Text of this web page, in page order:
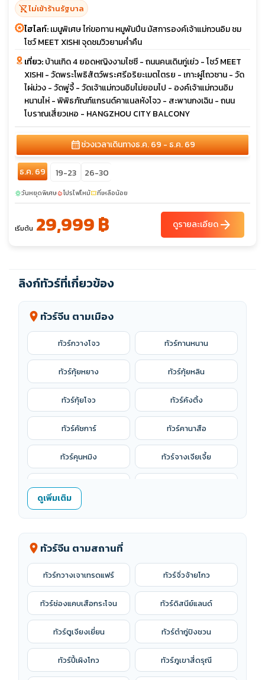
shopping_cart_offไม่เข้าร้านรัฐบาล
ไฮไลท์:เมนูพิเศษ ไก่ขอทาน หมูพันปีน มัสการองค์เจ้าแม่กวนอิม ชม
โชว์ MEET XISHI จุดชมวิวยามค่ำคืน
เที่ยว:บ้านเกิด 4 ยอดหญิงงามไซซี - ถนนคนเดินกู่เย่ว - โชว์ MEET
XISHI - วัดพระโพธิสัตว์พระศรีอริยะเมตไตรย - เกาะผู่โถวซาน - วัด
ไผ่ม่วง - วัดพู่จี้ - วัดเจ้าแม่กวนอิมไม่ยอมไป - องค์เจ้าแม่กวนอิม
หนานไห่ - พิพิธภัณฑ์แกรนด์คาแนลหังโจว - สะพานกงเฉิน - ถนน
โบราณเสี่ยวเหอ - HANGZHOU CITY BALCONY
calendar_monthช่วงเวลาเดินทางธ.ค. 69 - ธ.ค. 69
ธ.ค. 69 19-23 26-30
sunnyวันหยุดพิเศษlocal_fire_departmentโปรไฟไหม้confirmation_numberที่เหลือน้อย
เริ่มต้น 29,999 ฿ ดูรายละเอียดarrow_forward
ลิงก์ทัวร์ที่เกี่ยวข้อง
location_on ทัวร์จีน ตามเมือง
ทัวร์กวางโจว ทัวร์กานหนาน
ทัวร์กุ้ยหยาง ทัวร์กุ้ยหลิน
ทัวร์กุ้ยโจว ทัวร์คังติ้ง
ทัวร์คัชการ์ ทัวร์คานาสือ
ทัวร์คุนหมิง ทัวร์จางเจียเจี้ย
ทัวร์จางเย่
ทัวร์ฉงชิ่ง
ทัวร์ชิงเต่า
ทัวร์ซินเจียง
ทัวร์ซีอาน ทัวร์ซูโจว
ทัวร์ซ่างเหรา ทัวร์ต้าถง
ทัวร์ต้าหลี่ ทัวร์ต้าเหลียน
ดูเพิ่มเติม
location_on ทัวร์จีน ตามสถานที่
ทัวร์กวางเจาเทรดแฟร์ ทัวร์จิ่วจ้ายโกว
ทัวร์ช่องแคบเสือกระโจน ทัวร์ดิสนีย์แลนด์
ทัวร์ตูเจียงเยี่ยน ทัวร์ต๋ากู่ปิงชวน
ทัวร์ปี้เผิงโกว ทัวร์ภูเขาสี่ดรุณี